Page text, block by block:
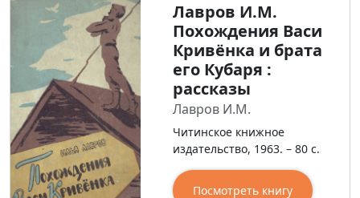
Лавров И.М.
Похождения Васи
Кривёнка и брата
его Кубаря :
рассказы
Лавров И.М.
Читинское книжное
издательство, 1963. – 80 с.
Посмотреть книгу